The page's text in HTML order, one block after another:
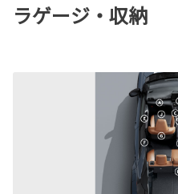
ラゲージ・収納